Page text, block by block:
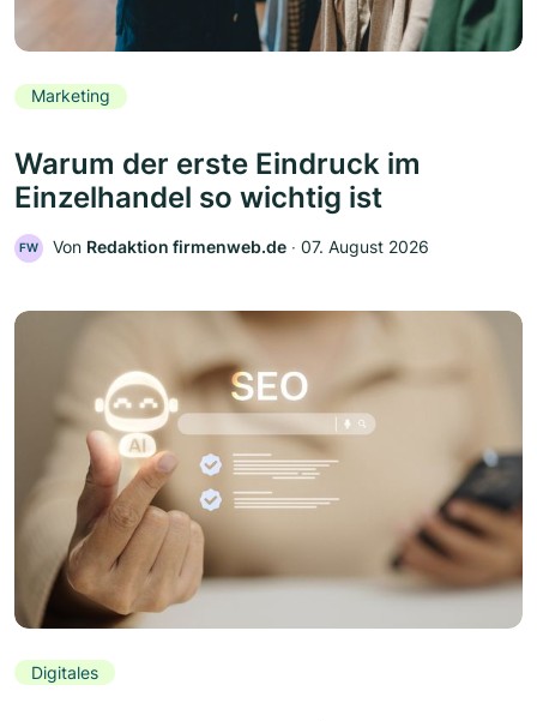
Marketing
Warum der erste Eindruck im
Einzelhandel so wichtig ist
FW Von Redaktion firmenweb.de ‧ 07. August 2026
Digitales